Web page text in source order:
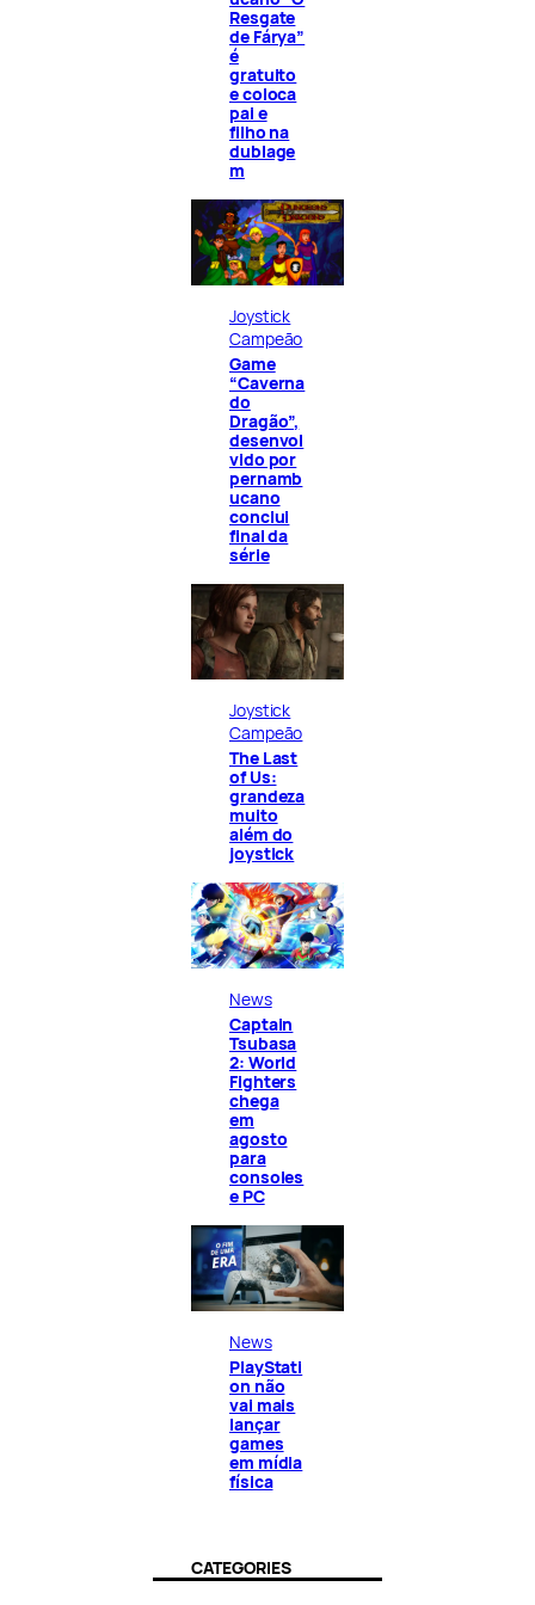
Resgate
de Fárya”
é
gratuito
e coloca
pai e
filho na
dublage
m
Joystick
Campeão
Game
“Caverna
do
Dragão”,
desenvol
vido por
pernamb
ucano
conclui
final da
série
Joystick
Campeão
The Last
of Us:
grandeza
muito
além do
joystick
News
Captain
Tsubasa
2: World
Fighters
chega
em
agosto
para
consoles
e PC
News
PlayStati
on não
vai mais
lançar
games
em mídia
física
CATEGORIES